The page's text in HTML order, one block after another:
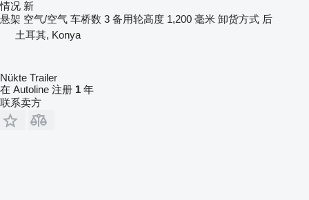
情况 新
悬架 空气/空气 车桥数 3 备用轮高度 1,200 毫米 卸货方式 后
土耳其, Konya
Nükte Trailer
在 Autoline 注册 1 年
联系卖方